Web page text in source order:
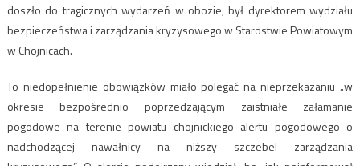
doszło do tragicznych wydarzeń w obozie, był dyrektorem wydziału
bezpieczeństwa i zarządzania kryzysowego w Starostwie Powiatowym
w Chojnicach.
To niedopełnienie obowiązków miało polegać na nieprzekazaniu „w
okresie bezpośrednio poprzedzającym zaistniałe załamanie
pogodowe na terenie powiatu chojnickiego alertu pogodowego o
nadchodzącej nawałnicy na niższy szczebel zarządzania